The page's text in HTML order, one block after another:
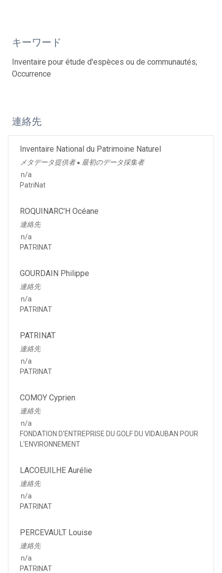
キーワード
Inventaire pour étude d'espèces ou de communautés;
Occurrence
連絡先
Inventaire National du Patrimoine Naturel
メタデータ提供者 ● 最初のデータ採集者
n/a
PatriNat
ROQUINARC'H Océane
連絡先
n/a
PATRINAT
GOURDAIN Philippe
連絡先
n/a
PATRINAT
PATRINAT
連絡先
n/a
PATRINAT
COMOY Cyprien
連絡先
n/a
FONDATION D'ENTREPRISE DU GOLF DU VIDAUBAN POUR
L'ENVIRONNEMENT
LACOEUILHE Aurélie
連絡先
n/a
PATRINAT
PERCEVAULT Louise
連絡先
n/a
PATRINAT